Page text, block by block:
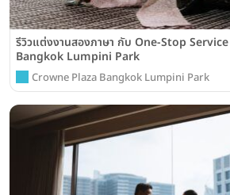
รีวิวแต่งงานสองภาษา กับ One-Stop
Bangkok Lumpini Park
Crowne Plaza Bangkok Lumpini Park